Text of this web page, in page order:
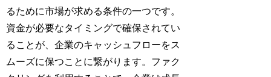
るために市場が求める条件の一つです。
資金が必要なタイミングで確保されてい
ることが、企業のキャッシュフローをス
ムーズに保つことに繋がります。ファク